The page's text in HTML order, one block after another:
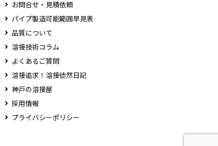
お問合せ・見積依頼
パイプ製造可能範囲早見表
品質について
溶接技術コラム
よくあるご質問
溶接追求！溶接徒然日記
神戸の溶接屋
採用情報
プライバシーポリシー